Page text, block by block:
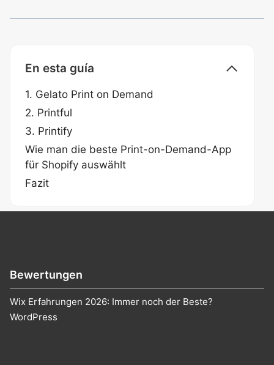
En esta guía
1. Gelato Print on Demand
2. Printful
3. Printify
Wie man die beste Print-on-Demand-App
für Shopify auswählt
Fazit
Bewertungen
Wix Erfahrungen 2026: Immer noch der Beste?
WordPress